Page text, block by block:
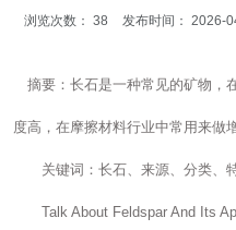
浏览次数： 38 发布时间： 2026-
摘要：长石是一种常见的矿物，
度高，在摩擦材料行业中常用来做
关键词：长石、来源、分类、
Talk About Feldspar And Its